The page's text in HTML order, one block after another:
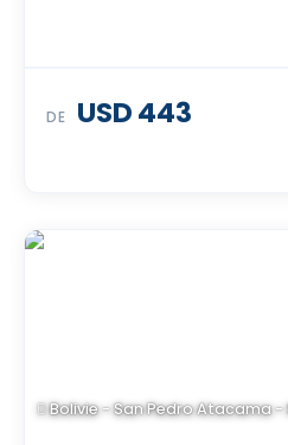
DE USD 443
Bolivie - San Pedro Atacama -